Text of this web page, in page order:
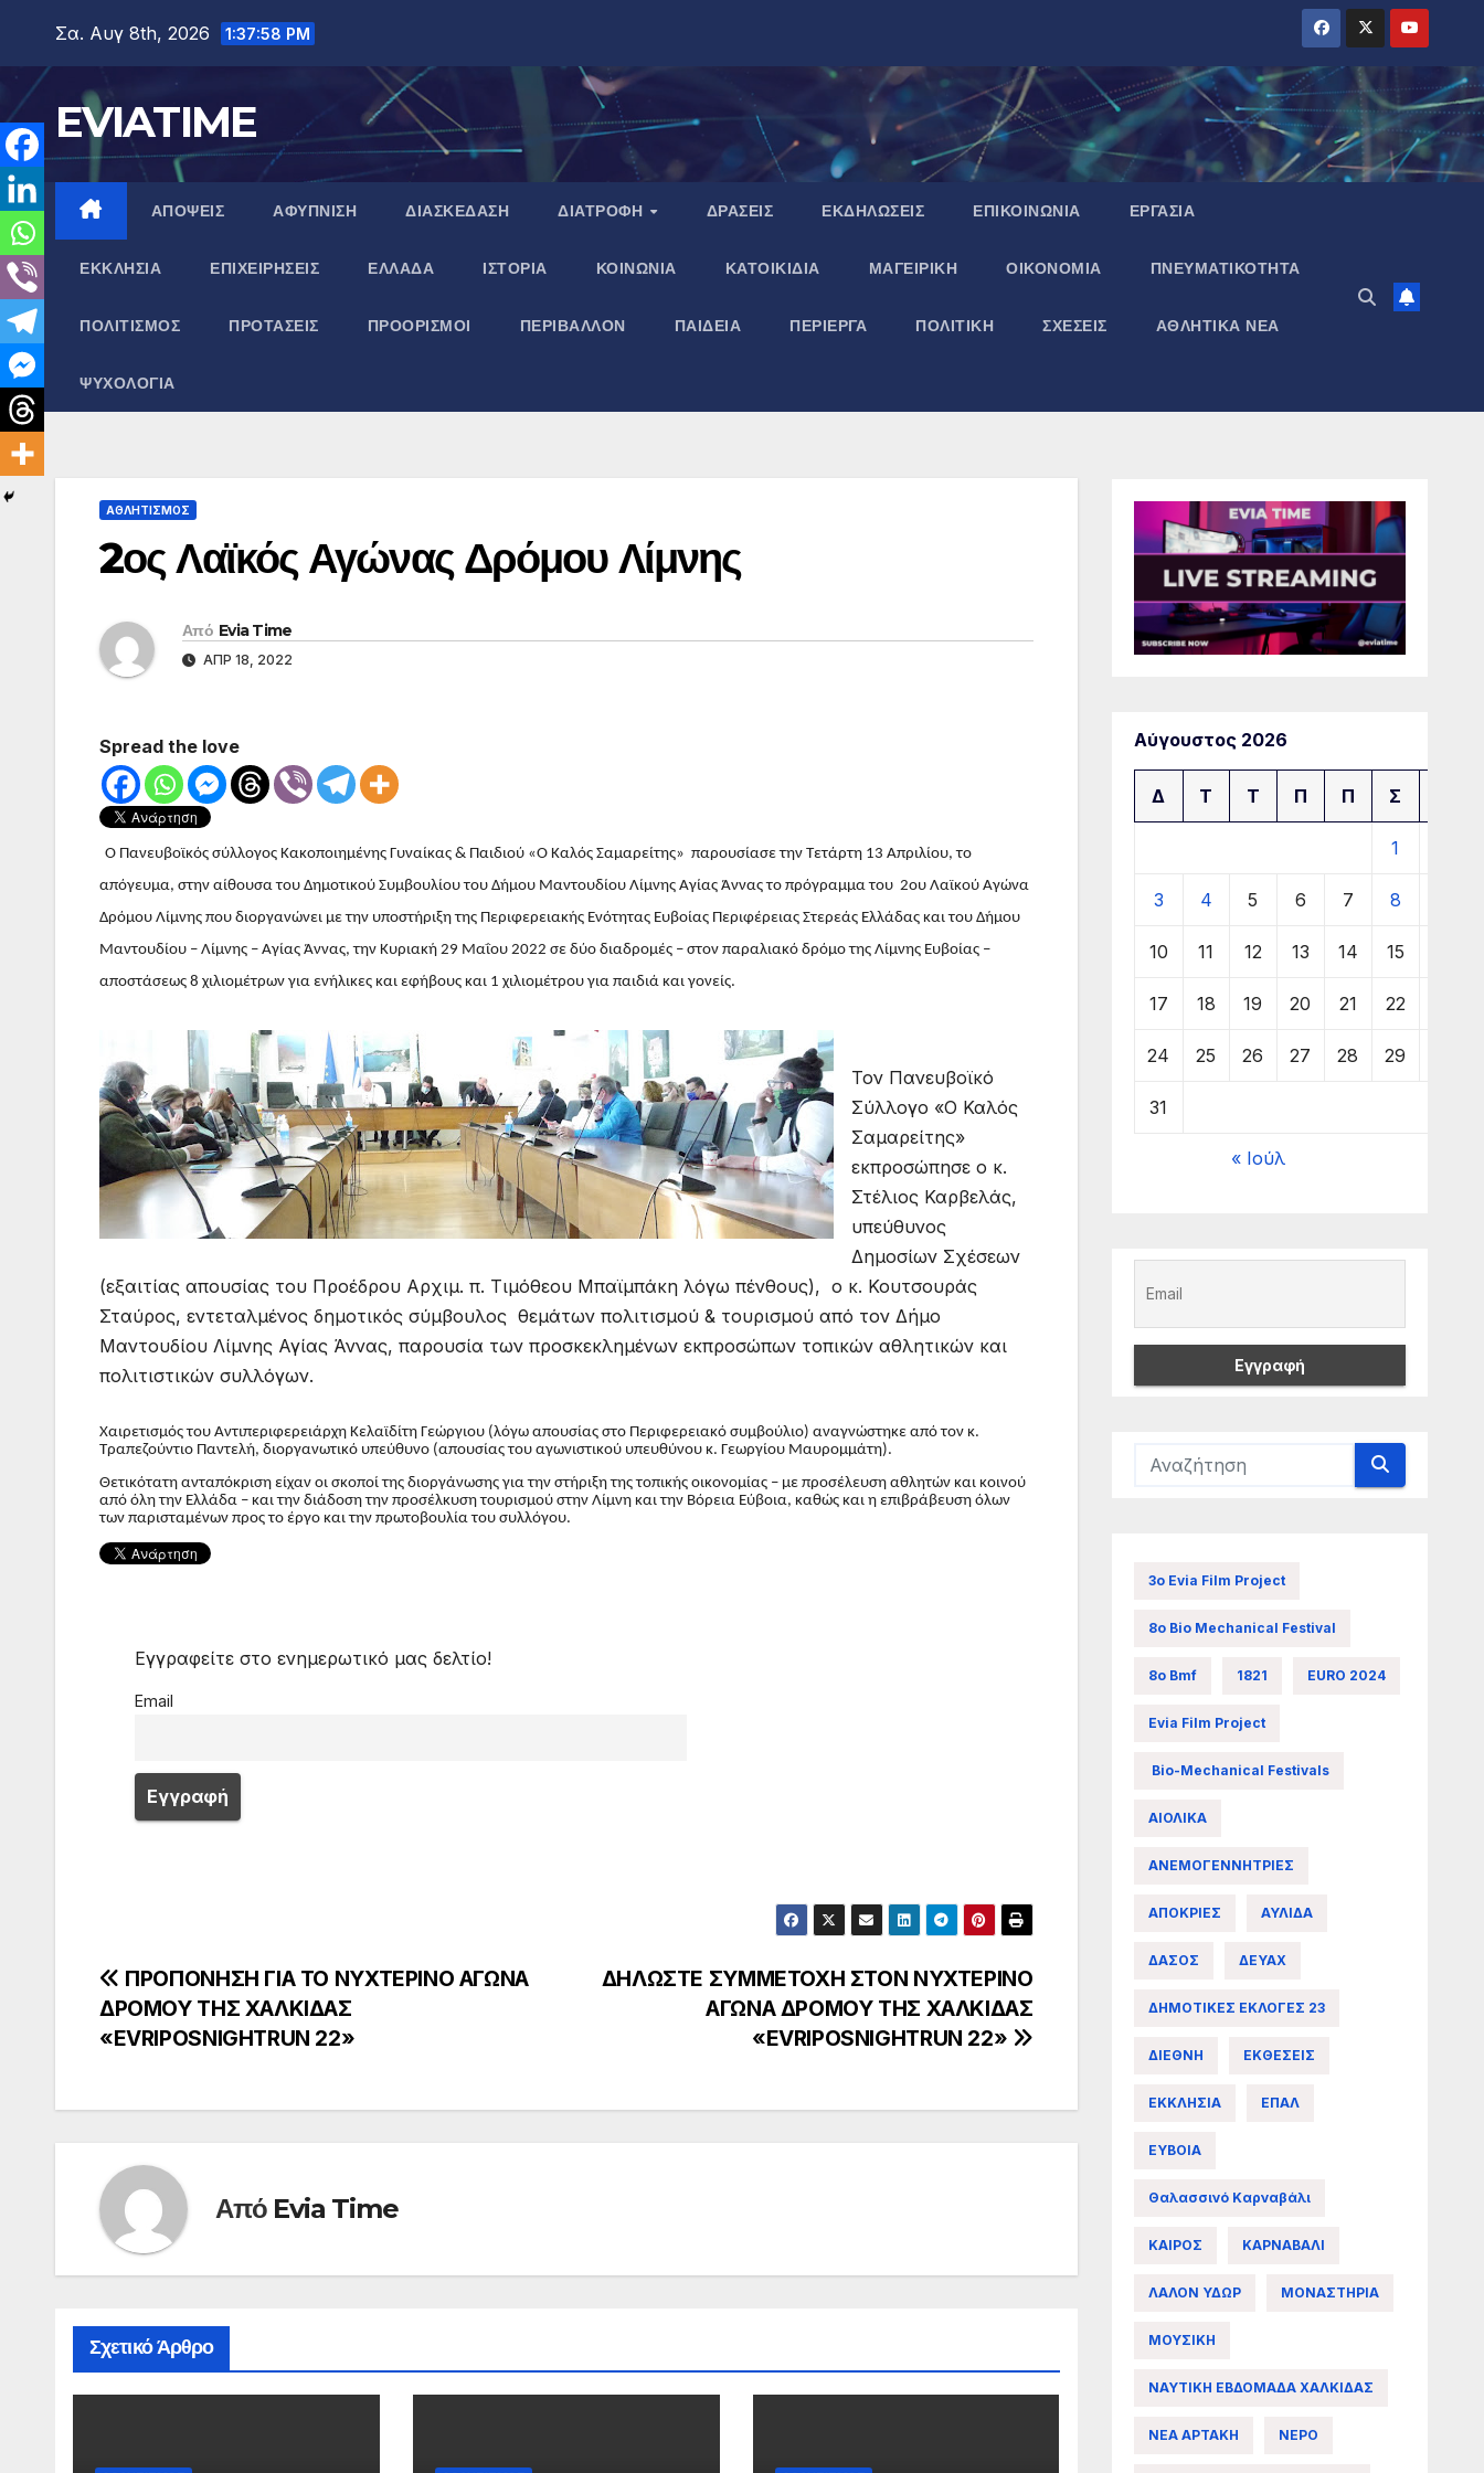
περιεχόμενο
Σα. Αυγ 8th, 2026 1:37:59 PM
EVIATIME
ΑΠΟΨΕΙΣ ΑΦΥΠΝΙΣΗ ΔΙΑΣΚΕΔΑΣΗ ΔΙΑΤΡΟΦΗ ΔΡΑΣΕΙΣ ΕΚΔΗΛΩΣΕΙΣ ΕΠΙΚΟΙΝΩΝΙΑ ΕΡΓΑΣΙΑ
ΕΚΚΛΗΣΙΑ ΕΠΙΧΕΙΡΗΣΕΙΣ ΕΛΛΑΔΑ ΙΣΤΟΡΙΑ ΚΟΙΝΩΝΙΑ ΚΑΤΟΙΚΙΔΙΑ ΜΑΓΕΙΡΙΚΗ ΟΙΚΟΝΟΜΙΑ ΠΝΕΥΜΑΤΙΚΌΤΗΤΑ
ΠΟΛΙΤΙΣΜΟΣ ΠΡΟΤΑΣΕΙΣ ΠΡΟΟΡΙΣΜΟΙ ΠΕΡΙΒΑΛΛΟΝ ΠΑΙΔΕΙΑ ΠΕΡΙΕΡΓΑ ΠΟΛΙΤΙΚΗ ΣΧΕΣΕΙΣ ΑΘΛΗΤΙΚΑ ΝΕΑ
ΨΥΧΟΛΟΓΙΑ
ΑΘΛΗΤΙΣΜΟΣ
2ος Λαϊκός Αγώνας Δρόμου Λίμνης
Από Evia Time
ΑΠΡ 18, 2022
Spread the love
Ο Πανευβοϊκός σύλλογος Κακοποιημένης Γυναίκας & Παιδιού «Ο Καλός Σαμαρείτης» παρουσίασε την Τετάρτη 13 Απριλίου, το
απόγευμα, στην αίθουσα του Δημοτικού Συμβουλίου του Δήμου Μαντουδίου Λίμνης Αγίας Άννας το πρόγραμμα του 2ου Λαϊκού Αγώνα
Δρόμου Λίμνης που διοργανώνει με την υποστήριξη της Περιφερειακής Ενότητας Ευβοίας Περιφέρειας Στερεάς Ελλάδας και του Δήμου
Μαντουδίου – Λίμνης – Αγίας Άννας, την Κυριακή 29 Μαΐου 2022 σε δύο διαδρομές – στον παραλιακό δρόμο της Λίμνης Ευβοίας –
αποστάσεως 8 χιλιομέτρων για ενήλικες και εφήβους και 1 χιλιομέτρου για παιδιά και γονείς.
Τον Πανευβοϊκό
Σύλλογο «Ο Καλός
Σαμαρείτης»
εκπροσώπησε ο κ.
Στέλιος Καρβελάς,
υπεύθυνος
Δημοσίων Σχέσεων
(εξαιτίας απουσίας του Προέδρου Αρχιμ. π. Τιμόθεου Μπαϊμπάκη λόγω πένθους), ο κ. Κουτσουράς
Σταύρος, εντεταλμένος δημοτικός σύμβουλος θεμάτων πολιτισμού & τουρισμού από τον Δήμο
Μαντουδίου Λίμνης Αγίας Άννας, παρουσία των προσκεκλημένων εκπροσώπων τοπικών αθλητικών και
πολιτιστικών συλλόγων.
Χαιρετισμός του Αντιπεριφερειάρχη Κελαϊδίτη Γεώργιου (λόγω απουσίας στο Περιφερειακό συμβούλιο) αναγνώστηκε από τον κ.
Τραπεζούντιο Παντελή, διοργανωτικό υπεύθυνο (απουσίας του αγωνιστικού υπευθύνου κ. Γεωργίου Μαυρομμάτη).
Θετικότατη ανταπόκριση είχαν οι σκοποί της διοργάνωσης για την στήριξη της τοπικής οικονομίας – με προσέλευση αθλητών και κοινού
από όλη την Ελλάδα – και την διάδοση την προσέλκυση τουρισμού στην Λίμνη και την Βόρεια Εύβοια, καθώς και η επιβράβευση όλων
των παρισταμένων προς το έργο και την πρωτοβουλία του συλλόγου.
Εγγραφείτε στο ενημερωτικό μας δελτίο!
Email
Πλοήγηση
άρθρων
ΔΗΛΩΣΤΕ ΣΥΜΜΕΤΟΧΗ ΣΤΟΝ ΝΥΧΤΕΡΙΝΟ
ΑΓΩΝΑ ΔΡΟΜΟΥ ΤΗΣ ΧΑΛΚΙΔΑΣ
«EVRIPOSNIGHTRUN 22»
ΠΡΟΠΟΝΗΣΗ ΓΙΑ ΤΟ ΝΥΧΤΕΡΙΝΟ ΑΓΩΝΑ
ΔΡΟΜΟΥ ΤΗΣ ΧΑΛΚΙΔΑΣ
«EVRIPOSNIGHTRUN 22»
Από Evia Time
Σχετικό Άρθρο
Αύγουστος 2026
Δ Τ Τ Π Π Σ
1
3 4 5 6 7 8
10 11 12 13 14 15
17 18 19 20 21 22
24 25 26 27 28 29
31
« Ιούλ
3ο Evia Film Project
8ο Bio Mechanical Festival
8ο Bmf 1821 EURO 2024
Evia Film Project
Bio-Mechanical Festivals
ΑΙΟΛΙΚΑ
ΑΝΕΜΟΓΕΝΝΗΤΡΙΕΣ
ΑΠΟΚΡΙΕΣ ΑΥΛΙΔΑ
ΔΑΣΟΣ ΔΕΥΑΧ
ΔΗΜΟΤΙΚΕΣ ΕΚΛΟΓΕΣ 23
ΔΙΕΘΝΗ ΕΚΘΕΣΕΙΣ
ΕΚΚΛΗΣΙΑ ΕΠΑΛ
ΕΥΒΟΙΑ
Θαλασσινό Καρναβάλι
ΚΑΙΡΟΣ ΚΑΡΝΑΒΑΛΙ
ΛΑΛΟΝ ΥΔΩΡ ΜΟΝΑΣΤΗΡΙΑ
ΜΟΥΣΙΚΗ
ΝΑΥΤΙΚΗ ΕΒΔΟΜΑΔΑ ΧΑΛΚΙΔΑΣ
ΝΕΑ ΑΡΤΑΚΗ ΝΕΡΟ